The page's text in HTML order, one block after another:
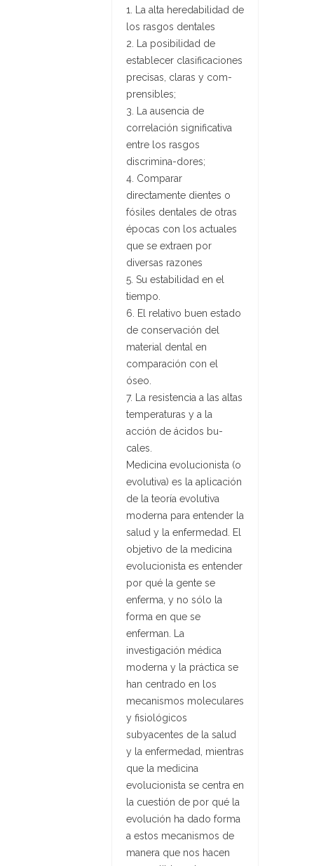
1. La alta heredabilidad de
los rasgos dentales
2. La posibilidad de
establecer clasificaciones
precisas, claras y com-
prensibles;
3. La ausencia de
correlación significativa
entre los rasgos
discrimina-dores;
4. Comparar
directamente dientes o
fósiles dentales de otras
épocas con los actuales
que se extraen por
diversas razones
5. Su estabilidad en el
tiempo.
6. El relativo buen estado
de conservación del
material dental en
comparación con el
óseo.
7. La resistencia a las altas
temperaturas y a la
acción de ácidos bu-
cales.
Medicina evolucionista (o
evolutiva) es la aplicación
de la teoría evolutiva
moderna para entender la
salud y la enfermedad. El
objetivo de la medicina
evolucionista es entender
por qué la gente se
enferma, y no sólo la
forma en que se
enferman. La
investigación médica
moderna y la práctica se
han centrado en los
mecanismos moleculares
y fisiológicos
subyacentes de la salud
y la enfermedad, mientras
que la medicina
evolucionista se centra en
la cuestión de por qué la
evolución ha dado forma
a estos mecanismos de
manera que nos hacen